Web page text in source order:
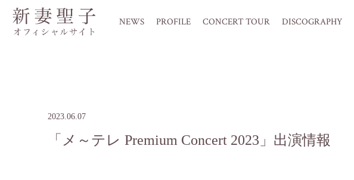
NEWS PROFILE CONCERT TOUR DISCOGRAPHY
2023.06.07
「メ～テレ Premium Concert 2023」出演情報